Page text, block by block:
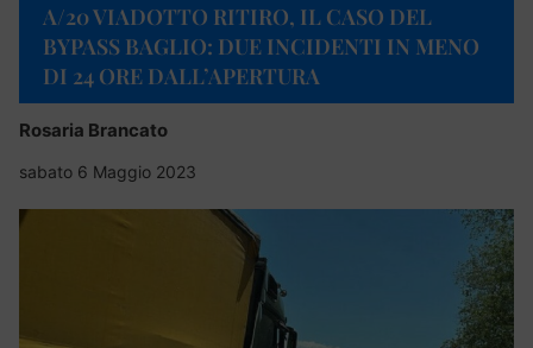
A/20 VIADOTTO RITIRO, IL CASO DEL
BYPASS BAGLIO: DUE INCIDENTI IN MENO
DI 24 ORE DALL’APERTURA
Rosaria Brancato
sabato 6 Maggio 2023